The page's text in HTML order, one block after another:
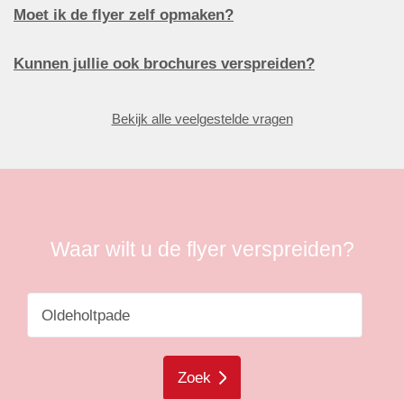
Moet ik de flyer zelf opmaken?
Kunnen jullie ook brochures verspreiden?
Bekijk alle veelgestelde vragen
Waar wilt u de flyer verspreiden?
Zoek